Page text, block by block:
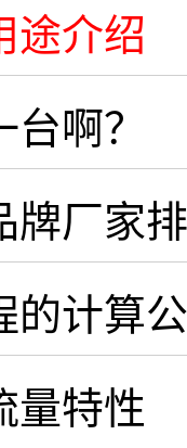
途介绍
啊？
牌厂家
的计算
量特性